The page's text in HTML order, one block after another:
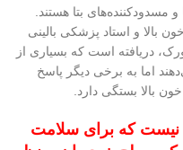
مسدودکننده‌های بتا هستند.
و استاد پزشکی بالینی
دریافته است که بسیاری از
اما به برخی دیگر پاسخ
بالا بستگی دارد.
نیست که برای سلامت